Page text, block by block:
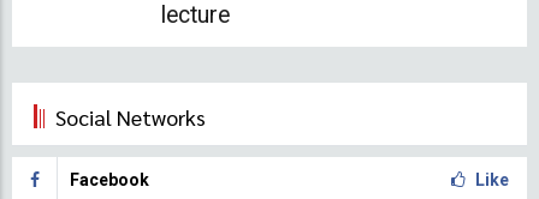
lecture
Social Networks
Facebook Like